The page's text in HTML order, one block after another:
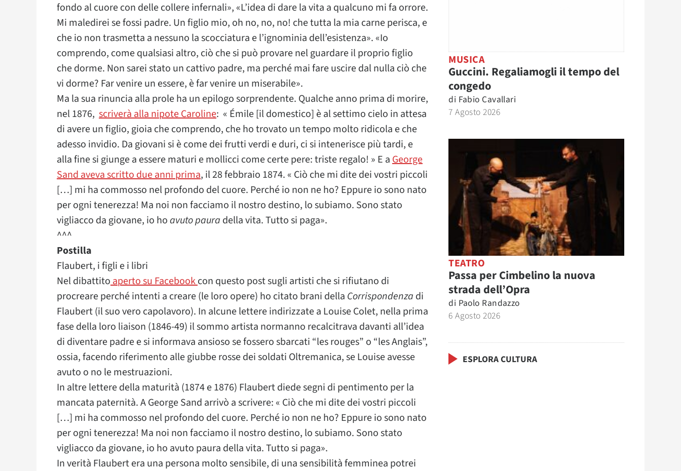
fondo al cuore con delle collere infernali», «L’idea di dare la vita a qualcuno mi fa orrore.
Mi maledirei se fossi padre. Un figlio mio, oh no, no, no! che tutta la mia carne perisca, e
che io non trasmetta a nessuno la scocciatura e l’ignominia dell’esistenza». «Io
comprendo, come qualsiasi altro, ciò che si può provare nel guardare il proprio figlio
che dorme. Non sarei stato un cattivo padre, ma perché mai fare uscire dal nulla ciò che
vi dorme? Far venire un essere, è far venire un miserabile».
Ma la sua rinuncia alla prole ha un epilogo sorprendente. Qualche anno prima di morire,
nel 1876, scriverà alla nipote Caroline: « Émile [il domestico] è al settimo cielo in attesa
di avere un figlio, gioia che comprendo, che ho trovato un tempo molto ridicola e che
adesso invidio. Da giovani si è come dei frutti verdi e duri, ci si intenerisce più tardi, e
alla fine si giunge a essere maturi e mollicci come certe pere: triste regalo! » E aGeorge
Sand aveva scritto due anni prima, il 28 febbraio 1874. « Ciò che mi dite dei vostri piccoli
[…] mi ha commosso nel profondo del cuore. Perché io non ne ho? Eppure io sono nato
per ogni tenerezza! Ma noi non facciamo il nostro destino, lo subiamo. Sono stato
vigliacco da giovane, io hoavuto paura della vita. Tutto si paga».
^^^
Postilla
Flaubert, i figli e i libri
Nel dibattitoaperto su Facebookcon questo post sugli artisti che si rifiutano di
procreare perché intenti a creare (le loro opere) ho citato brani della Corrispondenza di
Flaubert (il suo vero capolavoro). In alcune lettere indirizzate a Louise Colet, nella prima
fase della loro liaison (1846-49) il sommo artista normanno recalcitrava davanti all’idea
di diventare padre e si informava ansioso se fossero sbarcati “les rouges” o “les Anglais”,
ossia, facendo riferimento alle giubbe rosse dei soldati Oltremanica, se Louise avesse
avuto o no le mestruazioni.
In altre lettere della maturità (1874 e 1876) Flaubert diede segni di pentimento per la
mancata paternità. A George Sand arrivò a scrivere: « Ciò che mi dite dei vostri piccoli
[…] mi ha commosso nel profondo del cuore. Perché io non ne ho? Eppure io sono nato
per ogni tenerezza! Ma noi non facciamo il nostro destino, lo subiamo. Sono stato
vigliacco da giovane, io ho avuto paura della vita. Tutto si paga».
In verità Flaubert era una persona molto sensibile, di una sensibilità femminea potrei
MUSICA
Guccini. Regaliamogli il tempo del
congedo
di Fabio Cavallari
7 Agosto 2026
TEATRO
Passa per Cimbelino la nuova
strada dell’Opra
di Paolo Randazzo
6 Agosto 2026
ESPLORA CULTURA